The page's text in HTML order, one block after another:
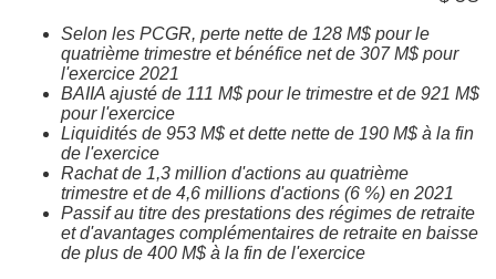
Selon les PCGR, perte nette de 128 M$ pour le
quatrième trimestre et bénéfice net de 307 M$ pour
l'exercice 2021
BAIIA ajusté de 111 M$ pour le trimestre et de 921 M$
pour l'exercice
Liquidités de 953 M$ et dette nette de 190 M$ à la fin
de l'exercice
Rachat de 1,3 million d'actions au quatrième
trimestre et de 4,6 millions d'actions (6 %) en 2021
Passif au titre des prestations des régimes de retraite
et d'avantages complémentaires de retraite en baisse
de plus de 400 M$ à la fin de l'exercice